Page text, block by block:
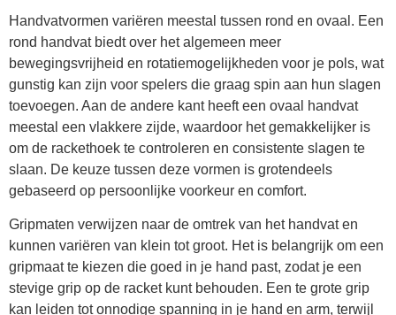
Handvatvormen variëren meestal tussen rond en ovaal. Een
rond handvat biedt over het algemeen meer
bewegingsvrijheid en rotatiemogelijkheden voor je pols, wat
gunstig kan zijn voor spelers die graag spin aan hun slagen
toevoegen. Aan de andere kant heeft een ovaal handvat
meestal een vlakkere zijde, waardoor het gemakkelijker is
om de rackethoek te controleren en consistente slagen te
slaan. De keuze tussen deze vormen is grotendeels
gebaseerd op persoonlijke voorkeur en comfort.
Gripmaten verwijzen naar de omtrek van het handvat en
kunnen variëren van klein tot groot. Het is belangrijk om een
gripmaat te kiezen die goed in je hand past, zodat je een
stevige grip op de racket kunt behouden. Een te grote grip
kan leiden tot onnodige spanning in je hand en arm, terwijl